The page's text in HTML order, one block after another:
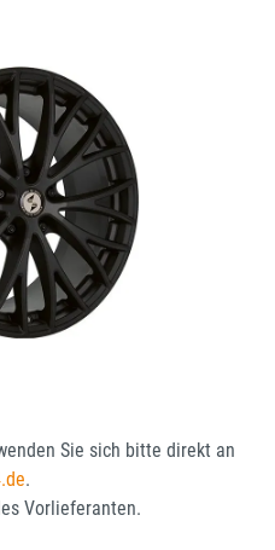
Sie sich bitte direkt an
.
Vorlieferanten.